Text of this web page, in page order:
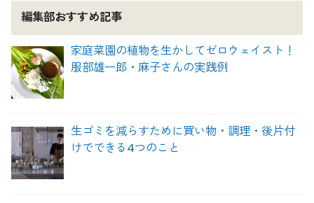
編集部おすすめ記事
家庭菜園の植物を生かしてゼロウェイスト！
服部雄一郎・麻子さんの実践例
生ゴミを減らすために買い物・調理・後片付
けでできる4つのこと